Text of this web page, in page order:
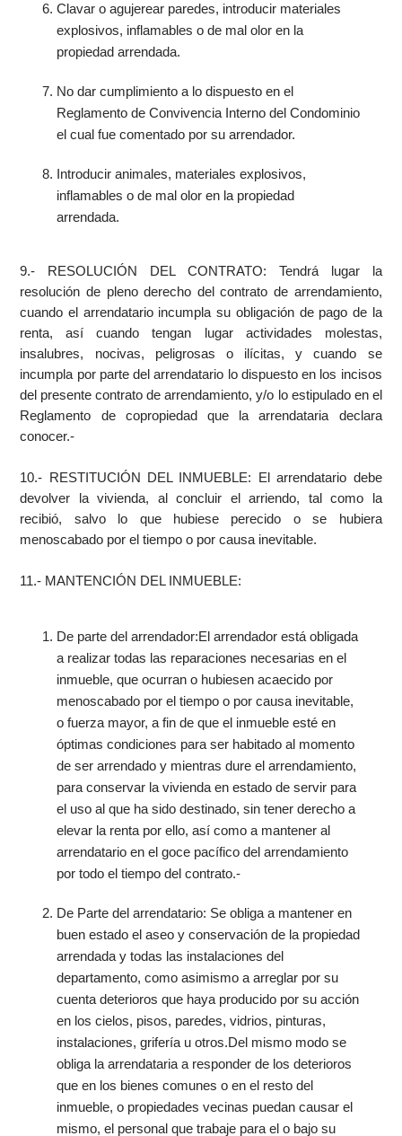
Clavar o agujerear paredes, introducir materiales
explosivos, inflamables o de mal olor en la
propiedad arrendada.
No dar cumplimiento a lo dispuesto en el
Reglamento de Convivencia Interno del Condominio
el cual fue comentado por su arrendador.
Introducir animales, materiales explosivos,
inflamables o de mal olor en la propiedad
arrendada.
9.- RESOLUCIÓN DEL CONTRATO: Tendrá lugar la
resolución de pleno derecho del contrato de arrendamiento,
cuando el arrendatario incumpla su obligación de pago de la
renta, así cuando tengan lugar actividades molestas,
insalubres, nocivas, peligrosas o ilícitas, y cuando se
incumpla por parte del arrendatario lo dispuesto en los incisos
del presente contrato de arrendamiento, y/o lo estipulado en el
Reglamento de copropiedad que la arrendataria declara
conocer.-
10.- RESTITUCIÓN DEL INMUEBLE: El arrendatario debe
devolver la vivienda, al concluir el arriendo, tal como la
recibió, salvo lo que hubiese perecido o se hubiera
menoscabado por el tiempo o por causa inevitable.
11.- MANTENCIÓN DEL INMUEBLE:
De parte del arrendador:El arrendador está obligada
a realizar todas las reparaciones necesarias en el
inmueble, que ocurran o hubiesen acaecido por
menoscabado por el tiempo o por causa inevitable,
o fuerza mayor, a fin de que el inmueble esté en
óptimas condiciones para ser habitado al momento
de ser arrendado y mientras dure el arrendamiento,
para conservar la vivienda en estado de servir para
el uso al que ha sido destinado, sin tener derecho a
elevar la renta por ello, así como a mantener al
arrendatario en el goce pacífico del arrendamiento
por todo el tiempo del contrato.-
De Parte del arrendatario: Se obliga a mantener en
buen estado el aseo y conservación de la propiedad
arrendada y todas las instalaciones del
departamento, como asimismo a arreglar por su
cuenta deterioros que haya producido por su acción
en los cielos, pisos, paredes, vidrios, pinturas,
instalaciones, grifería u otros.Del mismo modo se
obliga la arrendataria a responder de los deterioros
que en los bienes comunes o en el resto del
inmueble, o propiedades vecinas puedan causar el
mismo, el personal que trabaje para el o bajo su